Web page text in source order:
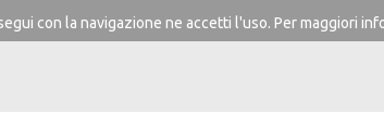
con la navigazione ne accetti l'uso. Per maggiori